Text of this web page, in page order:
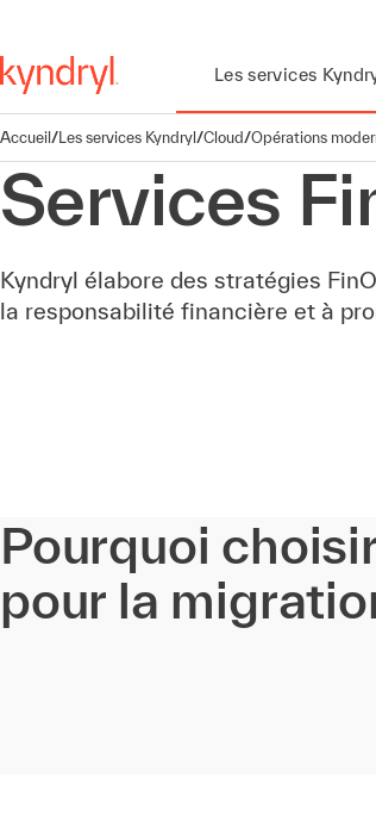
Les services
Accueil/Les services Kyndryl/Cloud/Opérations
Services
Kyndryl élabore des stratégies
la responsabilité financière et à
Pourquoi
pour la